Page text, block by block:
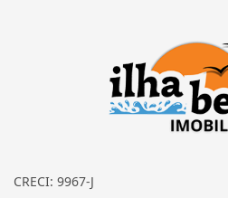
IMOBILIÁRIA ILHA